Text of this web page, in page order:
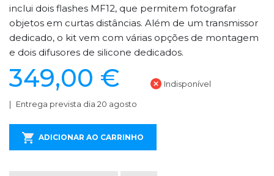
inclui dois flashes MF12, que permitem fotografar
objetos em curtas distâncias. Além de um transmissor
dedicado, o kit vem com várias opções de montagem
e dois difusores de silicone dedicados.
349,00 € Indisponível
Entrega prevista dia 20 agosto
ADICIONAR AO CARRINHO